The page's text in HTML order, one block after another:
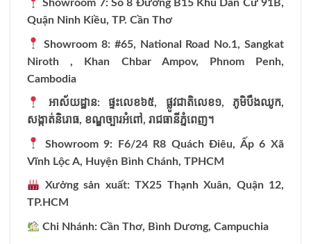
Showroom 7: Số 8 Đường B15 Khu Dân Cư 91B,
Quận Ninh Kiều, TP. Cần Thơ
Showroom 8: #65, National Road No.1, Sangkat
Niroth , Khan Chbar Ampov, Phnom Penh,
Cambodia
អាស័យដ្ឋាន:ផ្ទះលេខ៦៥, ផ្លូវជាតិលេខ១,ភូមិបឹងឈូក,
សង្កាត់និរោធ, ខណ្ឌច្បារអំពៅ, រាជធានីភ្នំពេញ។
Showroom 9: F6/24 R8 Quách Điêu, Ấp 6 Xã
Vĩnh Lộc A, Huyện Bình Chánh, TPHCM
Xưởng sản xuất: TX25 Thạnh Xuân, Quận 12,
TP.HCM
Chi Nhánh: Cần Thơ, Bình Dương, Campuchia